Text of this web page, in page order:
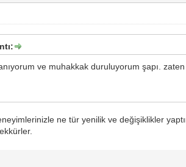
ve muhakkak duruluyorum şapı.
ne tür yenilik ve değişiklikler